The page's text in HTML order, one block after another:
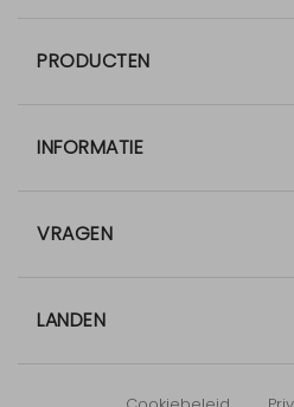
PRODUCTEN
INFORMATIE
VRAGEN
LANDEN